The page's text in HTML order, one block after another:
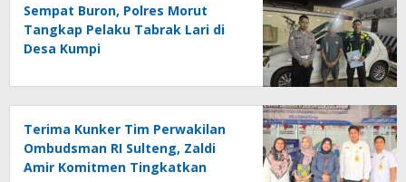
Sempat Buron, Polres Morut
Tangkap Pelaku Tabrak Lari di
Desa Kumpi
Terima Kunker Tim Perwakilan
Ombudsman RI Sulteng, Zaldi
Amir Komitmen Tingkatkan